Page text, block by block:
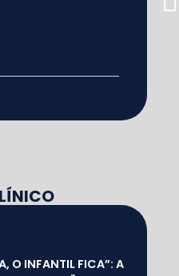
O INFANTIL FICA”: A